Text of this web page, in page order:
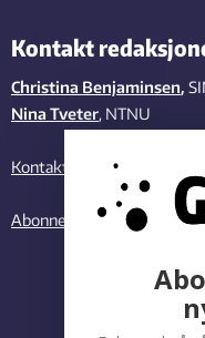
Kontakt
Christina Benjaminsen,
Nina Tveter, NTNU
Kontakt oss
Abonner på vårt nyhetsbrev